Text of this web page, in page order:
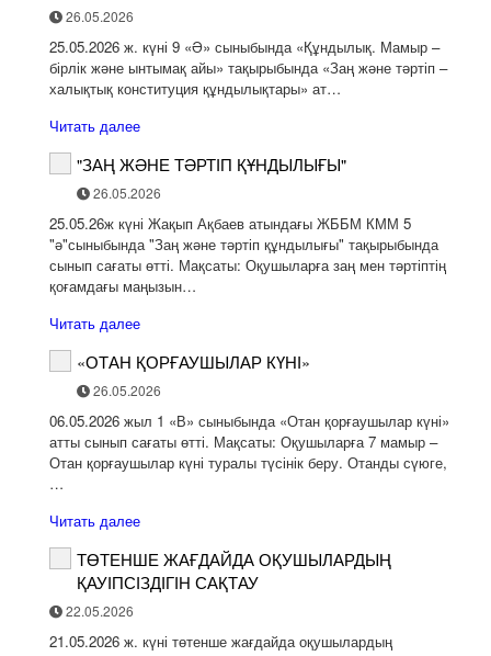
26.05.2026
25.05.2026 ж. күні 9 «Ә» сыныбында «Құндылық. Мамыр –
бірлік және ынтымақ айы» тақырыбында «Заң және тәртіп –
халықтық конституция құндылықтары» ат…
Читать далее
"ЗАҢ ЖӘНЕ ТӘРТІП ҚҰНДЫЛЫҒЫ"
26.05.2026
25.05.26ж күні Жақып Ақбаев атындағы ЖББМ КММ 5
"ә"сыныбында "Заң және тәртіп құндылығы" тақырыбында
сынып сағаты өтті. Мақсаты: Оқушыларға заң мен тәртіптің
қоғамдағы маңызын…
Читать далее
«ОТАН ҚОРҒАУШЫЛАР КҮНІ»
26.05.2026
06.05.2026 жыл 1 «В» сыныбында «Отан қорғаушылар күні»
атты сынып сағаты өтті. Мақсаты: Оқушыларға 7 мамыр –
Отан қорғаушылар күні туралы түсінік беру. Отанды сүюге,
…
Читать далее
ТӨТЕНШЕ ЖАҒДАЙДА ОҚУШЫЛАРДЫҢ
ҚАУІПСІЗДІГІН САҚТАУ
22.05.2026
21.05.2026 ж. күні төтенше жағдайда оқушылардың